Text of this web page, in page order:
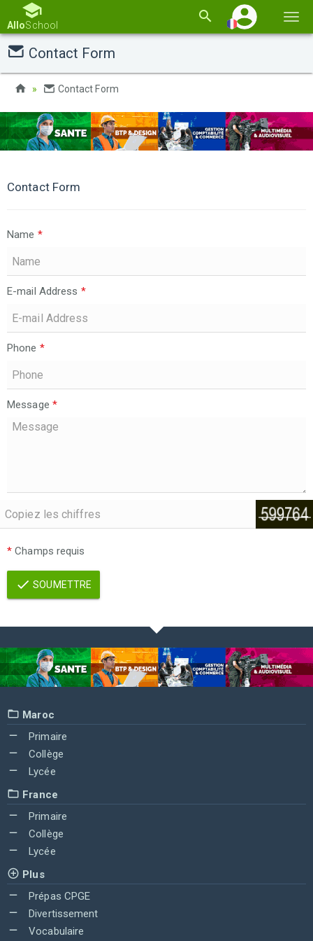
la
AlloSchool
Contact Form
Contact Form
Contact Form
Name *
E-mail Address *
Phone *
Message *
* Champs requis
SOUMETTRE
Maroc
Primaire
Collège
Lycée
France
Primaire
Collège
Lycée
Plus
Prépas CPGE
Divertissement
Vocabulaire